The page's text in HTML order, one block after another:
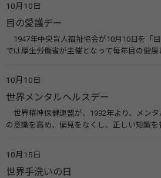
療研究会） 糖尿病ネットワーク
10月10日
目の愛護デー
1947年中央盲人福祉協会が10月10日を「
では厚生労働省が主催となって毎年目の健
会）
10月10日
世界メンタルヘルスデー
世界精神保健連盟が、1992年より、メン
の意識を高め、偏見をなくし、正しい知識を
す。 関連リンク 世界メンタルヘルスデー（厚生労働省） 働く人のメンタ
ルヘルス・ポータルサイト「こころの耳」（
10月15日
世界手洗いの日